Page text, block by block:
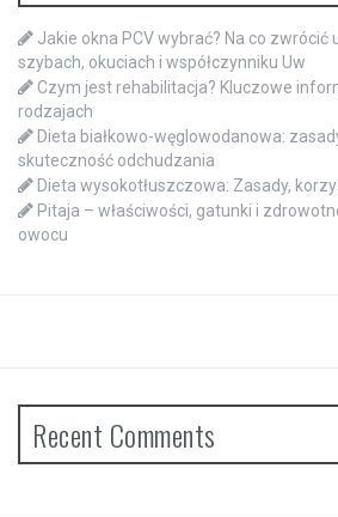
Jakie okna PCV wybrać? Na co zwrócić
szybach, okuciach i współczynniku Uw
Czym jest rehabilitacja? Kluczowe
rodzajach
Dieta białkowo-węglowodanowa:
skuteczność odchudzania
Dieta wysokotłuszczowa: Zasady,
Pitaja – właściwości, gatunki i
owocu
Recent Comments